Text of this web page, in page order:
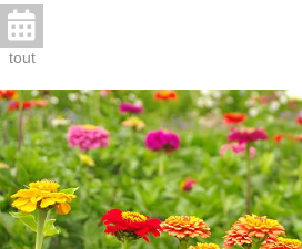
tout